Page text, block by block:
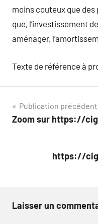
moins couteux que
que, l’investissement
aménager,
Texte de référence à
Navigation
de
Publication
Zoom sur https://
https://
Laisser un